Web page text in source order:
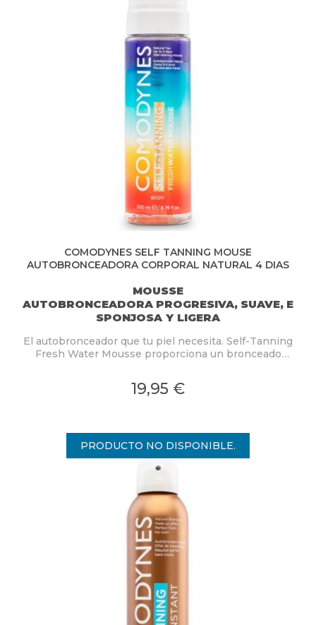
COMODYNES SELF TANNING MOUSE
AUTOBRONCEADORA CORPORAL NATURAL 4 DIAS
MOUSSE
AUTOBRONCEADORA PROGRESIVA, SUAVE, E
SPONJOSA Y LIGERA
El autobronceador que tu piel necesita. Self-Tanning
Fresh Water Mousse proporciona un bronceado
19,95 €